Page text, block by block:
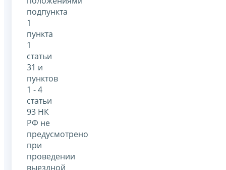
подпункта
1
пункта
1
статьи
31 и
пунктов
1 - 4
статьи
93 НК
РФ не
предусмотрено
при
проведении
выездной